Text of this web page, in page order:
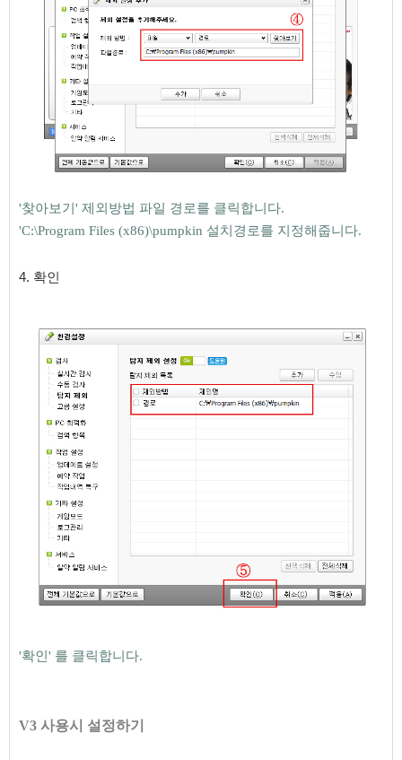
'찾아보기' 제외방법 파일 경로를 클릭합니다.
'C:\Program Files (x86)\pumpkin 설치경로를 지정해줍니다.
4. 확인
'확인' 를 클릭합니다.
V3 사용시 설정하기